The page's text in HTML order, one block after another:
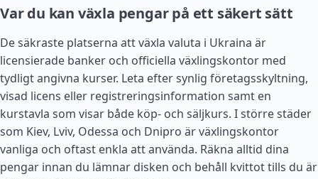
Var du kan växla pengar på ett säkert sätt
De säkraste platserna att växla valuta i Ukraina är
licensierade banker och officiella växlingskontor med
tydligt angivna kurser. Leta efter synlig företagsskyltning,
visad licens eller registreringsinformation samt en
kurstavla som visar både köp- och säljkurs. I större städer
som Kiev, Lviv, Odessa och Dnipro är växlingskontor
vanliga och oftast enkla att använda. Räkna alltid dina
pengar innan du lämnar disken och behåll kvittot tills du är